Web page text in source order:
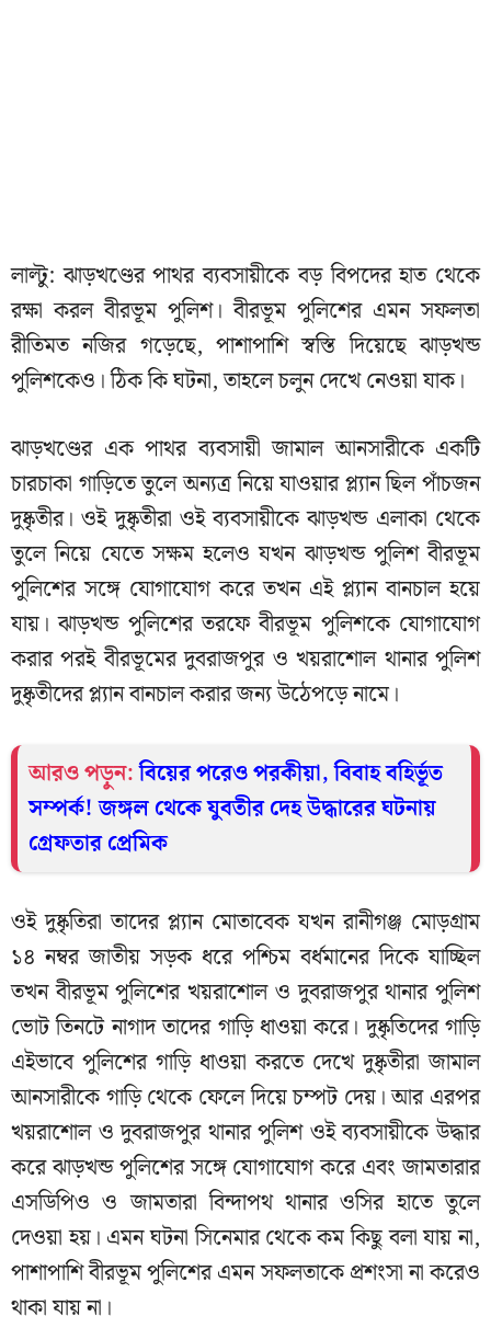
লাল্টু: ঝাড়খণ্ডের পাথর ব্যবসায়ীকে বড় বিপদের হাত থেকে
রক্ষা করল বীরভূম পুলিশ। বীরভূম পুলিশের এমন সফলতা
রীতিমত নজির গড়েছে, পাশাপাশি স্বস্তি দিয়েছে ঝাড়খন্ড
পুলিশকেও। ঠিক কি ঘটনা, তাহলে চলুন দেখে নেওয়া যাক।
ঝাড়খণ্ডের এক পাথর ব্যবসায়ী জামাল আনসারীকে একটি
চারচাকা গাড়িতে তুলে অন্যত্র নিয়ে যাওয়ার প্ল্যান ছিল পাঁচজন
দুষ্কৃতীর। ওই দুষ্কৃতীরা ওই ব্যবসায়ীকে ঝাড়খন্ড এলাকা থেকে
তুলে নিয়ে যেতে সক্ষম হলেও যখন ঝাড়খন্ড পুলিশ বীরভূম
পুলিশের সঙ্গে যোগাযোগ করে তখন এই প্ল্যান বানচাল হয়ে
যায়। ঝাড়খন্ড পুলিশের তরফে বীরভূম পুলিশকে যোগাযোগ
করার পরই বীরভূমের দুবরাজপুর ও খয়রাশোল থানার পুলিশ
দুষ্কৃতীদের প্ল্যান বানচাল করার জন্য উঠেপড়ে নামে।
আরও পড়ুন:বিয়ের পরেও পরকীয়া, বিবাহ বহির্ভূত
সম্পর্ক! জঙ্গল থেকে যুবতীর দেহ উদ্ধারের ঘটনায়
গ্রেফতার প্রেমিক
ওই দুষ্কৃতিরা তাদের প্ল্যান মোতাবেক যখন রানীগঞ্জ মোড়গ্রাম
১৪ নম্বর জাতীয় সড়ক ধরে পশ্চিম বর্ধমানের দিকে যাচ্ছিল
তখন বীরভূম পুলিশের খয়রাশোল ও দুবরাজপুর থানার পুলিশ
ভোট তিনটে নাগাদ তাদের গাড়ি ধাওয়া করে। দুষ্কৃতিদের গাড়ি
এইভাবে পুলিশের গাড়ি ধাওয়া করতে দেখে দুষ্কৃতীরা জামাল
আনসারীকে গাড়ি থেকে ফেলে দিয়ে চম্পট দেয়। আর এরপর
খয়রাশোল ও দুবরাজপুর থানার পুলিশ ওই ব্যবসায়ীকে উদ্ধার
করে ঝাড়খন্ড পুলিশের সঙ্গে যোগাযোগ করে এবং জামতারার
এসডিপিও ও জামতারা বিন্দাপথ থানার ওসির হাতে তুলে
দেওয়া হয়। এমন ঘটনা সিনেমার থেকে কম কিছু বলা যায় না,
পাশাপাশি বীরভূম পুলিশের এমন সফলতাকে প্রশংসা না করেও
থাকা যায় না।